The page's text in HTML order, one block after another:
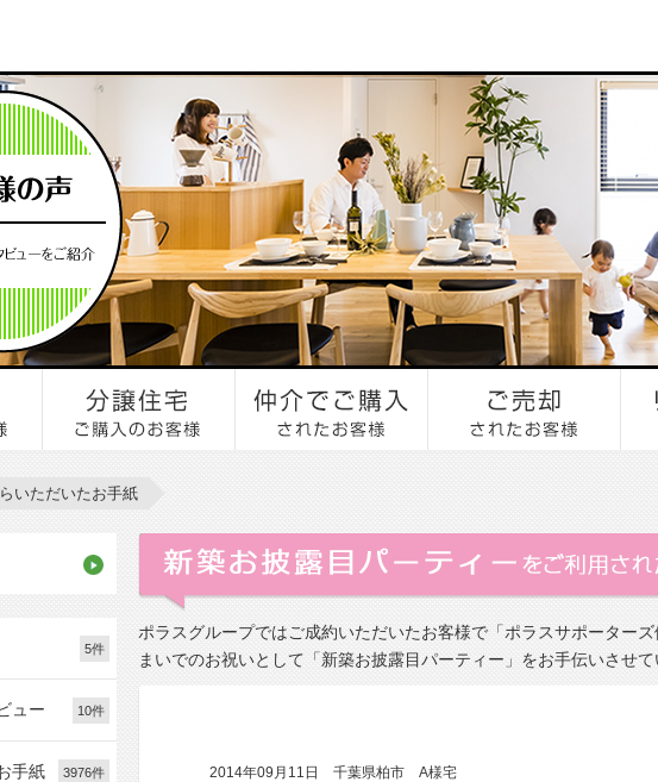
いただいたお手紙
ポラスグループではご成約いただいたお客様で「ポラスサポーター
まいでのお祝いとして「新築お披露目パーティー」をお手伝いさせて
2014年09月11日 千葉県柏市 A様宅
5件
ュー 10件
手紙 3976件